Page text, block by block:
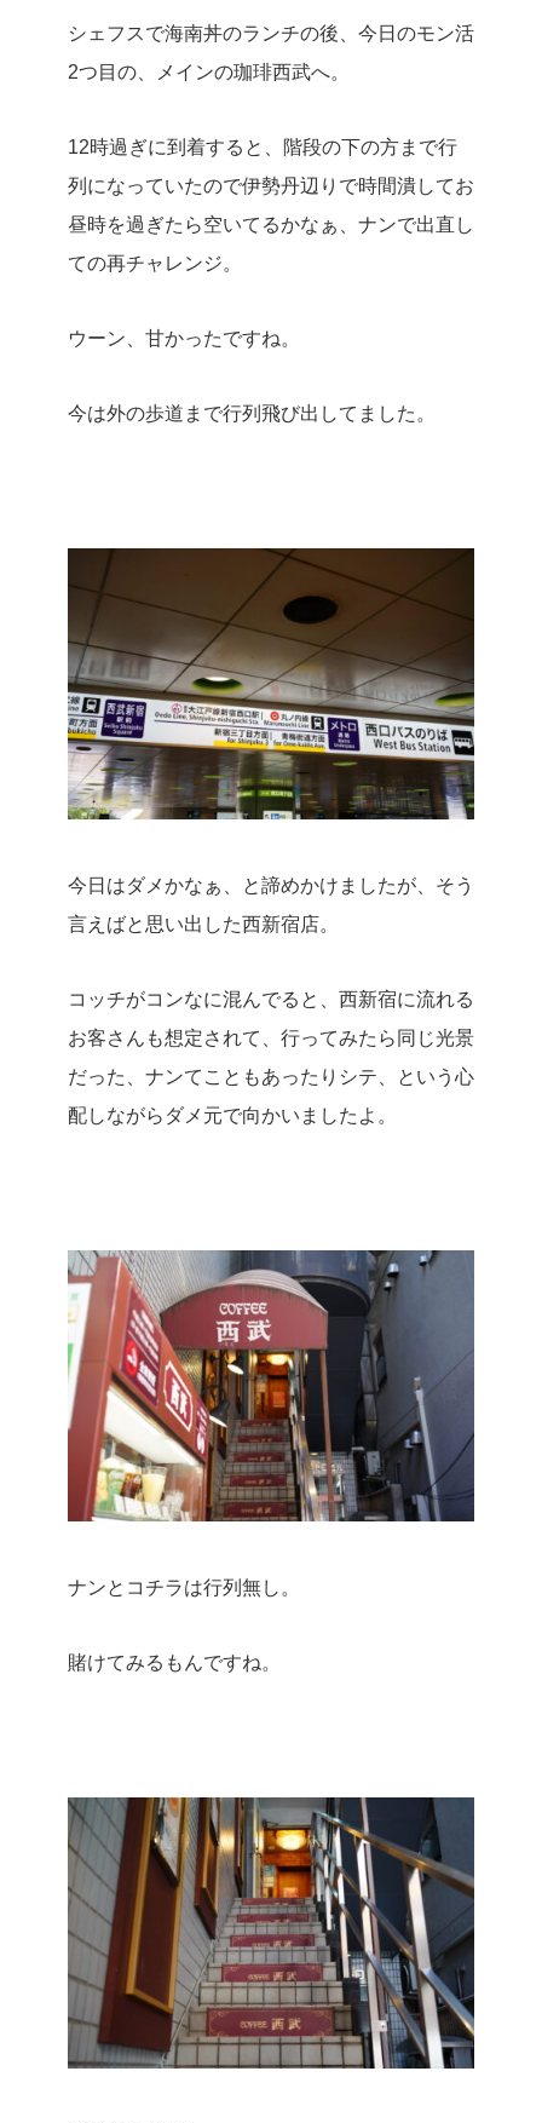
シェフスで海南丼のランチの後、今日のモン活
2つ目の、メインの珈琲西武へ。
12時過ぎに到着すると、階段の下の方まで行
列になっていたので伊勢丹辺りで時間潰してお
昼時を過ぎたら空いてるかなぁ、ナンで出直し
ての再チャレンジ。
ウーン、甘かったですね。
今は外の歩道まで行列飛び出してました。
今日はダメかなぁ、と諦めかけましたが、そう
言えばと思い出した西新宿店。
コッチがコンなに混んでると、西新宿に流れる
お客さんも想定されて、行ってみたら同じ光景
だった、ナンてこともあったりシテ、という心
配しながらダメ元で向かいましたよ。
ナンとコチラは行列無し。
賭けてみるもんですね。